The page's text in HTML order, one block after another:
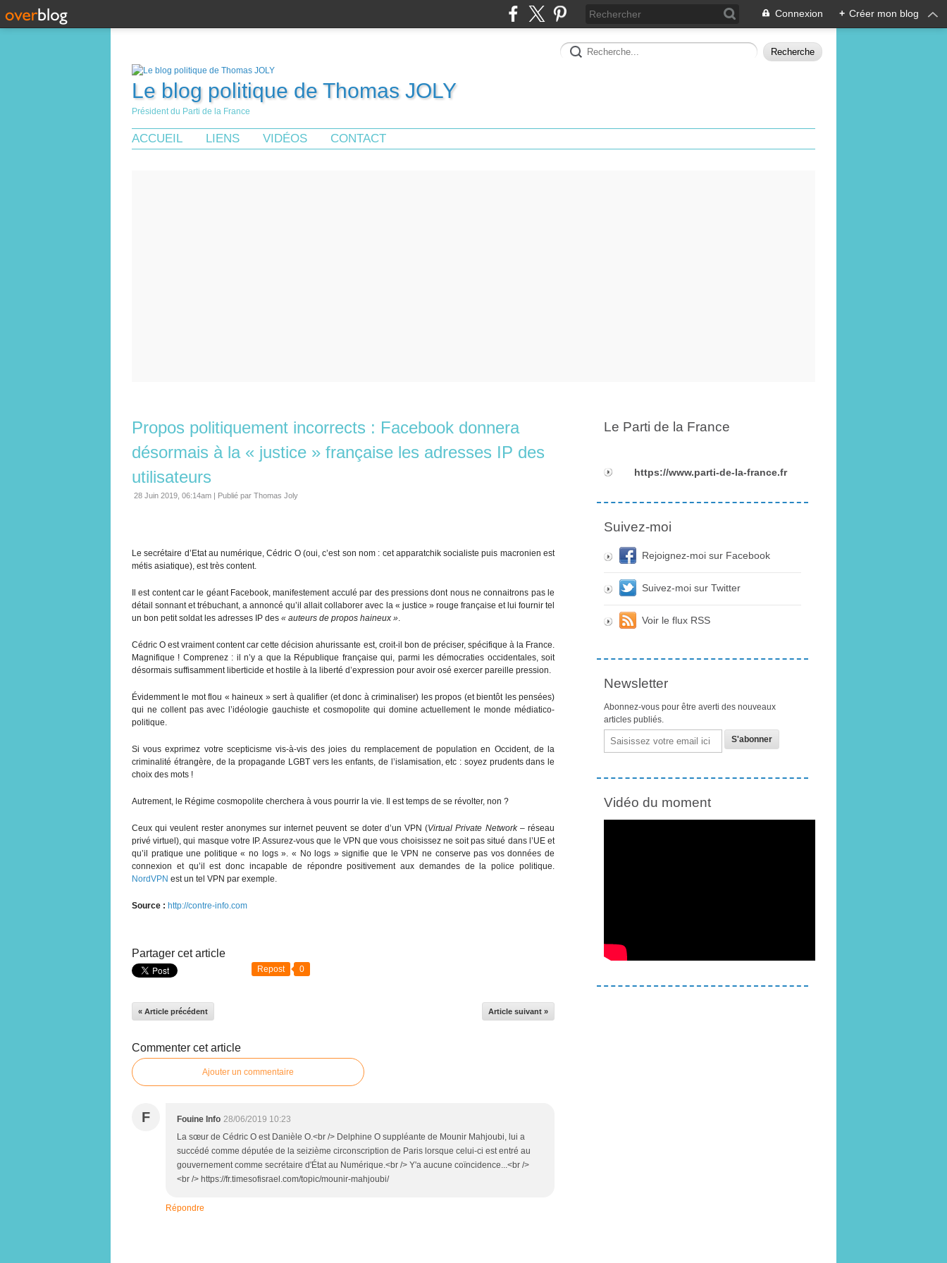
Connexion + Créer mon blog
Le blog politique de Thomas JOLY
Président du Parti de la France
ACCUEIL LIENS VIDÉOS CONTACT
Propos politiquement incorrects : Facebook donnera
désormais à la « justice » française les adresses IP des
utilisateurs
28 Juin 2019, 06:14am | Publié par Thomas Joly
Le secrétaire d’Etat au numérique, Cédric O (oui, c’est son nom : cet apparatchik socialiste puis macronien est
métis asiatique), est très content.
Il est content car le géant Facebook, manifestement acculé par des pressions dont nous ne connaitrons pas le
détail sonnant et trébuchant, a annoncé qu’il allait collaborer avec la « justice » rouge française et lui fournir tel
un bon petit soldat les adresses IP des « auteurs de propos haineux ».
Cédric O est vraiment content car cette décision ahurissante est, croit-il bon de préciser, spécifique à la France.
Magnifique ! Comprenez : il n’y a que la République française qui, parmi les démocraties occidentales, soit
désormais suffisamment liberticide et hostile à la liberté d’expression pour avoir osé exercer pareille pression.
Évidemment le mot flou « haineux » sert à qualifier (et donc à criminaliser) les propos (et bientôt les pensées)
qui ne collent pas avec l’idéologie gauchiste et cosmopolite qui domine actuellement le monde médiatico-
politique.
Si vous exprimez votre scepticisme vis-à-vis des joies du remplacement de population en Occident, de la
criminalité étrangère, de la propagande LGBT vers les enfants, de l’islamisation, etc : soyez prudents dans le
choix des mots !
Autrement, le Régime cosmopolite cherchera à vous pourrir la vie. Il est temps de se révolter, non ?
Ceux qui veulent rester anonymes sur internet peuvent se doter d’un VPN (Virtual Private Network– réseau
privé virtuel), qui masque votre IP. Assurez-vous que le VPN que vous choisissez ne soit pas situé dans l’UE et
qu’il pratique une politique « no logs ». « No logs » signifie que le VPN ne conserve pas vos données de
connexion et qu’il est donc incapable de répondre positivement aux demandes de la police politique.
NordVPN est un tel VPN par exemple.
Source : http://contre-info.com
Partager cet article
Repost 0
« Article précédent Article suivant »
Commenter cet article
Ajouter un commentaire
F Fouine Info 28/06/2019 10:23
La sœur de Cédric O est Danièle O.<br /> Delphine O suppléante de Mounir Mahjoubi, lui a
succédé comme députée de la seizième circonscription de Paris lorsque celui-ci est entré au
gouvernement comme secrétaire d'État au Numérique.<br /> Y'a aucune coïncidence...<br />
<br /> https://fr.timesofisrael.com/topic/mounir-mahjoubi/
Répondre
Le Parti de la France
https://www.parti-de-la-france.fr
Suivez-moi
Rejoignez-moi sur Facebook
Suivez-moi sur Twitter
Voir le flux RSS
Newsletter
Abonnez-vous pour être averti des nouveaux
articles publiés.
Email
Vidéo du moment